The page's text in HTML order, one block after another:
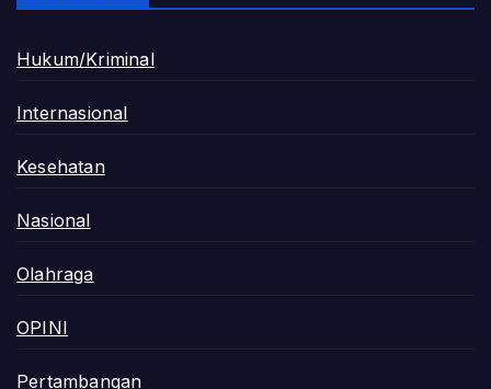
Hukum/Kriminal
Internasional
Kesehatan
Nasional
Olahraga
OPINI
Pertambangan